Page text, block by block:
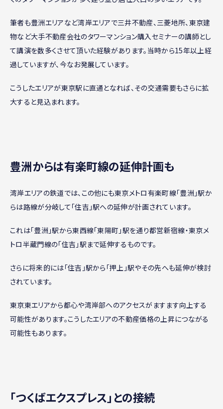
筆者も豊洲エリアなど湾岸エリアで三井不動産、三菱地所、東京建
物など大手不動産会社のタワーマンション購入セミナーの講師とし
て講演を数多くさせて頂いた経験があります。当時から15年以上経
過していますが、今なお発展しています。
こうしたエリアが東京駅に直通となれば、その交通需要もさらに拡
大すると見込まれます。
豊洲からは有楽町線の延伸計画も
湾岸エリアの鉄道では、この他にも東京メトロ有楽町線「豊洲」駅か
らは路線が分岐して「住吉」駅への延伸が計画されています。
これは「豊洲」駅から東西線「東陽町」駅を通り都営新宿線・東京メ
トロ半蔵門線の「住吉」駅まで延伸するものです。
さらに将来的には「住吉」駅から「押上」駅やその先へも延伸が検討
されています。
東京東エリアから都心や湾岸部へのアクセスがますます向上する
可能性があります。こうしたエリアの不動産価格の上昇につながる
可能性もあります。
｢つくばエクスプレス｣との接続